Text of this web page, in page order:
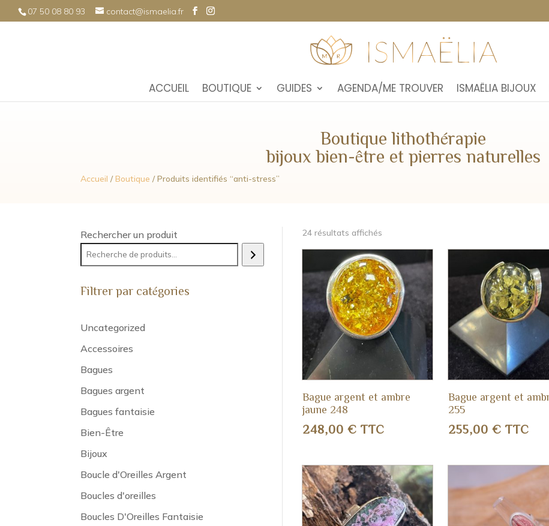
07 50 08 80 93 contact@ismaelia.fr
ACCUEIL BOUTIQUE GUIDES AGENDA/ME TROUVER ISMAËLIA BIJOUX
Boutique lithothérapie
bijoux bien-être et pierres naturelles
Accueil /Boutique / Produits identifiés “anti-stress”
Rechercher un produit
Filtrer par catégories
Uncategorized
Accessoires
Bagues
Bagues argent
Bagues fantaisie
Bien-Être
Bijoux
Boucle d'Oreilles Argent
Boucles d'oreilles
Boucles D'Oreilles Fantaisie
24 résultats affichés
Bague argent et ambre
jaune 248
248,00 € TTC
Bague argent et
255
255,00€ TTC